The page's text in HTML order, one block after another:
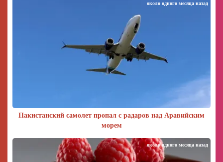
Пакистанский самолет пропал с радаров над Аравийским
морем
около одного месяца назад
около одного месяца назад